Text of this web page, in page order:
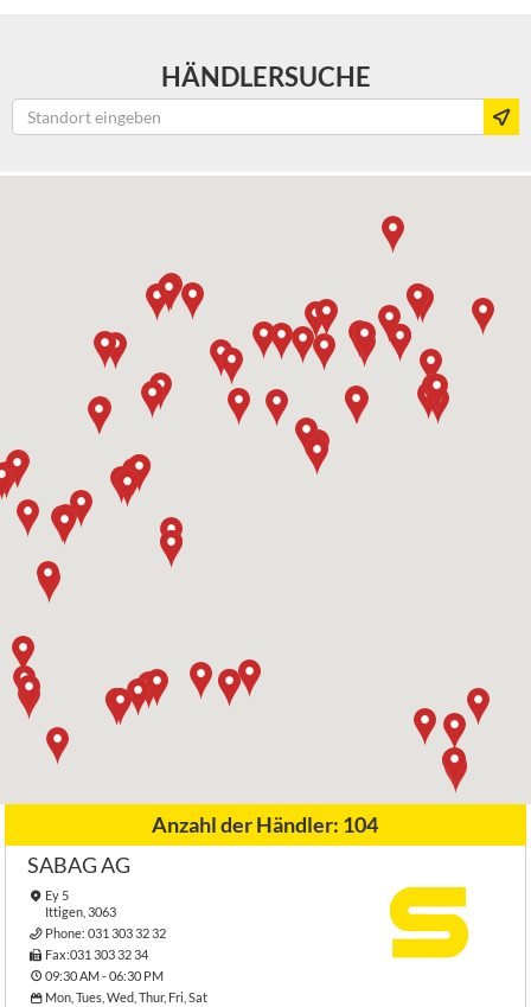
HÄNDLERSUCHE
Anzahl der Händler: 104
SABAG AG
Ey 5
Ittigen, 3063
Phone:031 303 32 32
Fax:031 303 32 34
09:30 AM - 06:30 PM
Mon, Tues, Wed, Thur, Fri, Sat